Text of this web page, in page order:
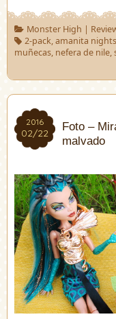
Monster High |
2-pack,amanita
muñecas, nefera de nile,
2016
02/22
2016
02/22
Foto –
malvado